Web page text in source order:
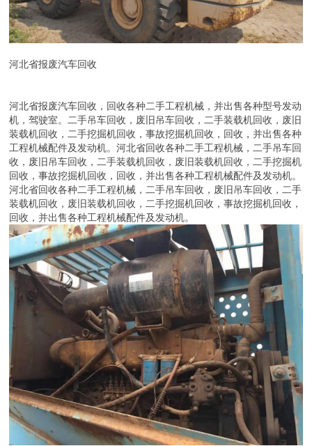
河北省报废汽车回收
河北省报废汽车回收，回收各种二手工程机械，并出售各种型号发动
机，驾驶室。二手吊车回收，废旧吊车回收，二手装载机回收，废旧
装载机回收，二手挖掘机回收，事故挖掘机回收，回收，并出售各种
工程机械配件及发动机。河北省回收各种二手工程机械，二手吊车回
收，废旧吊车回收，二手装载机回收，废旧装载机回收，二手挖掘机
回收，事故挖掘机回收，回收，并出售各种工程机械配件及发动机。
河北省回收各种二手工程机械，二手吊车回收，废旧吊车回收，二手
装载机回收，废旧装载机回收，二手挖掘机回收，事故挖掘机回收，
回收，并出售各种工程机械配件及发动机。